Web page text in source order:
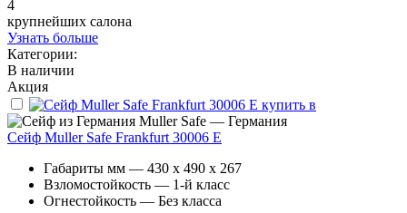
4
крупнейших салона
Узнать больше
Категории:
В наличии
Акция
Muller Safe — Германия
Сейф Muller Safe Frankfurt 30006 E
Габариты мм — 430 x 490 x 267
Взломостойкость — 1-й класс
Огнестойкость — Без класса